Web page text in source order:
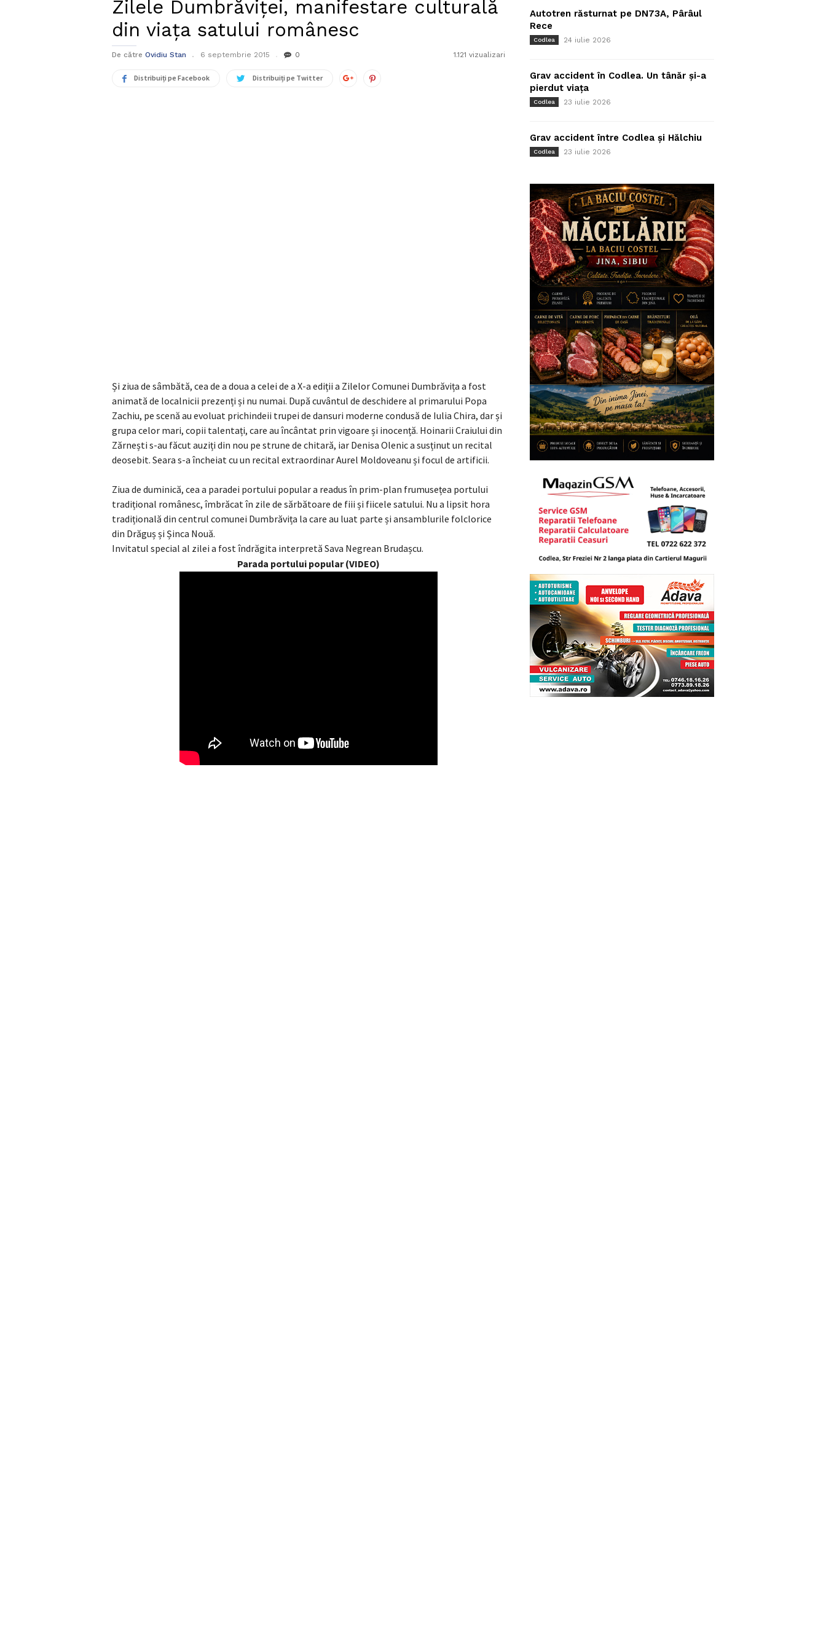
Zilele Dumbrăviței, manifestare culturală
din viața satului românesc
De către Ovidiu Stan 6 septembrie 2015 0 1.121 vizualizari
Distribuiți pe Facebook Distribuiți pe Twitter
Și ziua de sâmbătă, cea de a doua a celei de a X-a ediții a Zilelor Comunei Dumbrăvița a fost
animată de localnicii prezenți și nu numai. După cuvântul de deschidere al primarului Popa
Zachiu, pe scenă au evoluat prichindeii trupei de dansuri moderne condusă de Iulia Chira, dar și
grupa celor mari, copii talentați, care au încântat prin vigoare și inocență. Hoinarii Craiului din
Zărnești s-au făcut auziți din nou pe strune de chitară, iar Denisa Olenic a susținut un recital
deosebit. Seara s-a încheiat cu un recital extraordinar Aurel Moldoveanu și focul de artificii.
Ziua de duminică, cea a paradei portului popular a readus în prim-plan frumusețea portului
tradițional românesc, îmbrăcat în zile de sărbătoare de fiii și fiicele satului. Nu a lipsit hora
tradițională din centrul comunei Dumbrăvița la care au luat parte și ansamblurile folclorice
din Drăguș și Șinca Nouă.
Invitatul special al zilei a fost îndrăgita interpretă Sava Negrean Brudașcu.
Parada portului popular (VIDEO)
Autotren răsturnat pe DN73A, Pârâul
Rece
Codlea 24 iulie 2026
Grav accident în Codlea. Un tânăr și-a
pierdut viața
Codlea 23 iulie 2026
Grav accident între Codlea și Hălchiu
Codlea 23 iulie 2026